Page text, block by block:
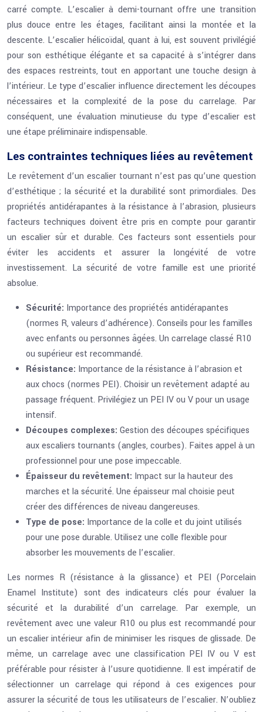
carré compte. L’escalier à demi-tournant offre une transition
plus douce entre les étages, facilitant ainsi la montée et la
descente. L’escalier hélicoïdal, quant à lui, est souvent privilégié
pour son esthétique élégante et sa capacité à s’intégrer dans
des espaces restreints, tout en apportant une touche design à
l’intérieur. Le type d’escalier influence directement les découpes
nécessaires et la complexité de la pose du carrelage. Par
conséquent, une évaluation minutieuse du type d’escalier est
une étape préliminaire indispensable.
Les contraintes techniques liées au revêtement
Le revêtement d’un escalier tournant n’est pas qu’une question
d’esthétique ; la sécurité et la durabilité sont primordiales. Des
propriétés antidérapantes à la résistance à l’abrasion, plusieurs
facteurs techniques doivent être pris en compte pour garantir
un escalier sûr et durable. Ces facteurs sont essentiels pour
éviter les accidents et assurer la longévité de votre
investissement. La sécurité de votre famille est une priorité
absolue.
Sécurité: Importance des propriétés antidérapantes
(normes R, valeurs d’adhérence). Conseils pour les familles
avec enfants ou personnes âgées. Un carrelage classé R10
ou supérieur est recommandé.
Résistance: Importance de la résistance à l’abrasion et
aux chocs (normes PEI). Choisir un revêtement adapté au
passage fréquent. Privilégiez un PEI IV ou V pour un usage
intensif.
Découpes complexes: Gestion des découpes spécifiques
aux escaliers tournants (angles, courbes). Faites appel à un
professionnel pour une pose impeccable.
Épaisseur du revêtement: Impact sur la hauteur des
marches et la sécurité. Une épaisseur mal choisie peut
créer des différences de niveau dangereuses.
Type de pose: Importance de la colle et du joint utilisés
pour une pose durable. Utilisez une colle flexible pour
absorber les mouvements de l’escalier.
Les normes R (résistance à la glissance) et PEI (Porcelain
Enamel Institute) sont des indicateurs clés pour évaluer la
sécurité et la durabilité d’un carrelage. Par exemple, un
revêtement avec une valeur R10 ou plus est recommandé pour
un escalier intérieur afin de minimiser les risques de glissade. De
même, un carrelage avec une classification PEI IV ou V est
préférable pour résister à l’usure quotidienne. Il est impératif de
sélectionner un carrelage qui répond à ces exigences pour
assurer la sécurité de tous les utilisateurs de l’escalier. N’oubliez